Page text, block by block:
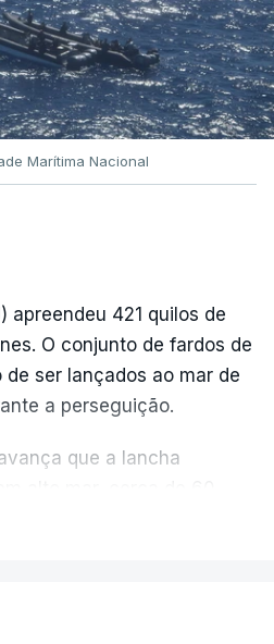
Marítima Nacional
apreendeu 421 quilos de
O conjunto de fardos de
ser lançados ao mar de
a perseguição.
que a lancha
de prevenção